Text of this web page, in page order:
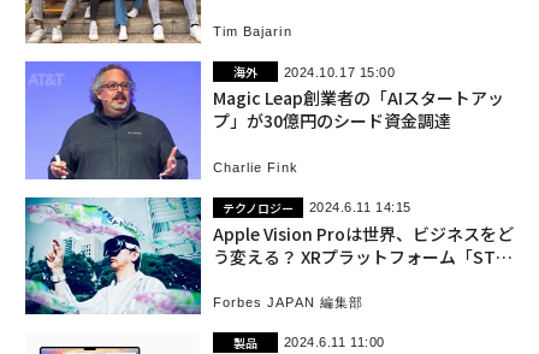
Tim Bajarin
海外 2024.10.17 15:00
Magic Leap創業者の「AIスタートアッ
プ」が30億円のシード資金調達
Charlie Fink
テクノロジー 2024.6.11 14:15
Apple Vision Proは世界、ビジネスをど
う変える？ XRプラットフォーム「STYL
Forbes JAPAN 編集部
製品 2024.6.11 11:00